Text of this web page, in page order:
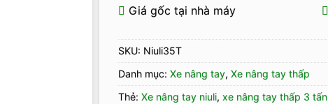
Giá gốc tại nhà máy
SKU: Niuli35T
Danh mục: Xe nâng tay, Xe nâng tay thấp
Thẻ: Xe nâng tay niuli, xe nâng tay thấp 3 tấn